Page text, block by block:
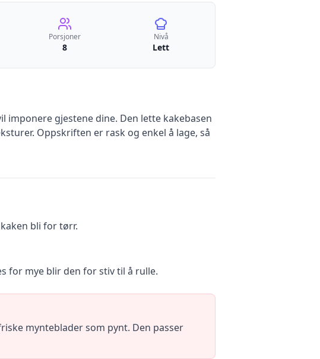
Porsjoner
8
Nivå
Lett
gjestene dine. Den lette kakebasen
Oppskriften er rask og enkel å lage, så
bli for tørr.
for mye blir den for stiv til å rulle.
mynteblader som pynt. Den passer